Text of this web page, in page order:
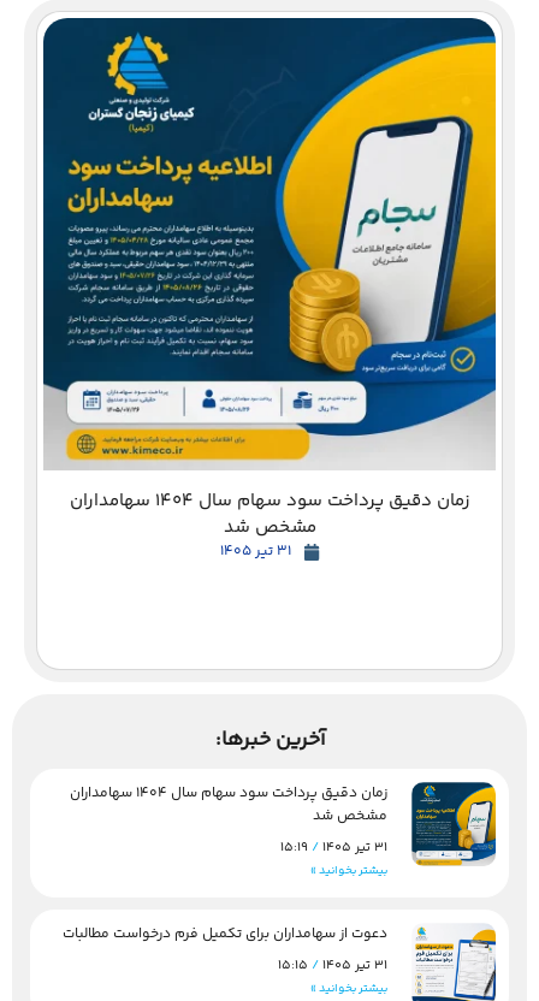
زمان دقیق پرداخت سود سهام سال 1404 سهامداران
مشخص شد
31 تیر 1405
آخرین خبرها:
زمان دقیق پرداخت سود سهام سال 1404 سهامداران
مشخص شد
31 تیر 1405
بیشتر بخوانید »
دعوت از سهامداران برای تکمیل فرم درخواست مطالبات
31 تیر 1405
بیشتر بخوانید »